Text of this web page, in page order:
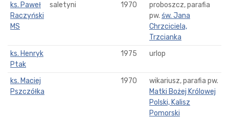
ks. Paweł
Raczyński
MS
saletyni 1970
proboszcz, parafia
pw. św. Jana
Chrzciciela,
Trzcianka
ks. Henryk
Ptak
1975 urlop
ks. Maciej
Pszczółka
1970
wikariusz, parafia pw.
Matki Bożej Królowej
Polski, Kalisz
Pomorski